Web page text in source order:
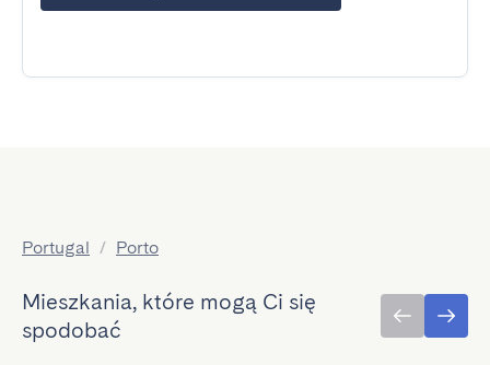
Portugal / Porto
Mieszkania, które mogą Ci się
spodobać